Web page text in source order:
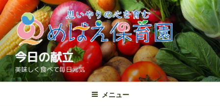
コ
ン
テ
ン
ツ
ス
今日の献立
美味しく食べて毎日元気
メニュー